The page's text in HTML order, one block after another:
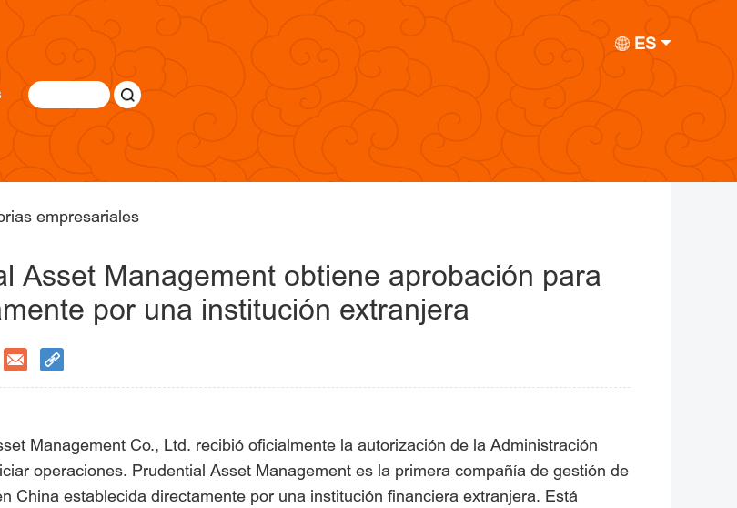
ES
empresariales
Asset Management obtiene aprobación para
por una institución extranjera
Management Co., Ltd. recibió oficialmente la autorización de la Administración
operaciones. Prudential Asset Management es la primera compañía de gestión de
China establecida directamente por una institución financiera extranjera. Está